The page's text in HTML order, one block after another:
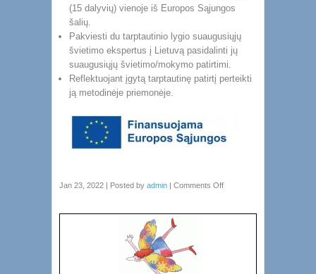
(15 dalyvių) vienoje iš Europos Sąjungos
šalių.
Pakviesti du tarptautinio lygio suaugusiųjų
švietimo ekspertus į Lietuvą pasidalinti jų
suaugusiųjų švietimo/mokymo patirtimi.
Reflektuojant įgytą tarptautinę patirtį perteikti
ją metodinėje priemonėje.
Jan 23, 2022 | Posted by admin | Comments Off